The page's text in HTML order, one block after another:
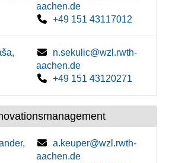
aachen.de
+49 151 43117012
n.sekulic@wzl.rwth-
aachen.de
+49 151 43120271
a.keuper@wzl.rwth-
aachen.de